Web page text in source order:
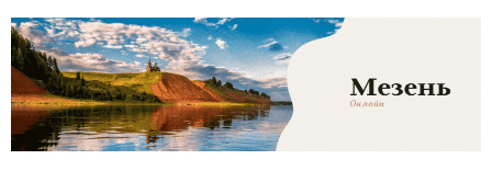
Перейти
содержимому